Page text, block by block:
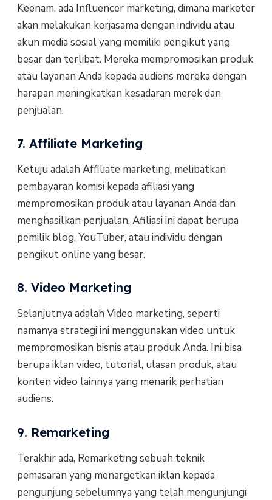
Keenam, ada Influencer marketing, dimana marketer
akan melakukan kerjasama dengan individu atau
akun media sosial yang memiliki pengikut yang
besar dan terlibat. Mereka mempromosikan produk
atau layanan Anda kepada audiens mereka dengan
harapan meningkatkan kesadaran merek dan
penjualan.
7. Affiliate Marketing
Ketuju adalah Affiliate marketing, melibatkan
pembayaran komisi kepada afiliasi yang
mempromosikan produk atau layanan Anda dan
menghasilkan penjualan. Afiliasi ini dapat berupa
pemilik blog, YouTuber, atau individu dengan
pengikut online yang besar.
8. Video Marketing
Selanjutnya adalah Video marketing, seperti
namanya strategi ini menggunakan video untuk
mempromosikan bisnis atau produk Anda. Ini bisa
berupa iklan video, tutorial, ulasan produk, atau
konten video lainnya yang menarik perhatian
audiens.
9. Remarketing
Terakhir ada, Remarketing sebuah teknik
pemasaran yang menargetkan iklan kepada
pengunjung sebelumnya yang telah mengunjungi